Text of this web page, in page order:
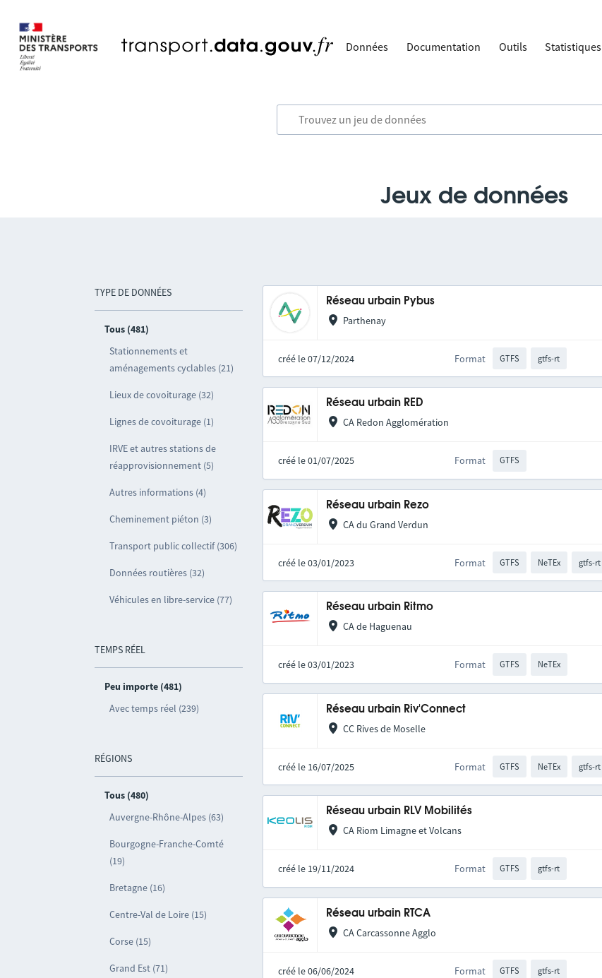
Données Documentation Outils Statistiques
Jeux de données
TYPE DE DONNÉES
Tous (481)
Stationnements et
aménagements cyclables (21)
Lieux de covoiturage (32)
Lignes de covoiturage (1)
IRVE et autres stations de
réapprovisionnement (5)
Autres informations (4)
Cheminement piéton (3)
Transport public collectif (306)
Données routières (32)
Véhicules en libre-service (77)
TEMPS RÉEL
Peu importe (481)
Avec temps réel (239)
RÉGIONS
Tous (480)
Auvergne-Rhône-Alpes (63)
Bourgogne-Franche-Comté
(19)
Bretagne (16)
Centre-Val de Loire (15)
Corse (15)
Grand Est (71)
Réseau urbain Pybus
Parthenay
créé le 07/12/2024 Format GTFS gtfs-rt
Réseau urbain RED
CA Redon Agglomération
créé le 01/07/2025 Format GTFS
Réseau urbain Rezo
CA du Grand Verdun
créé le 03/01/2023 Format GTFS NeTEx gtfs-rt
Réseau urbain Ritmo
CA de Haguenau
créé le 03/01/2023 Format GTFS NeTEx
Réseau urbain Riv'Connect
CC Rives de Moselle
créé le 16/07/2025 Format GTFS NeTEx gtfs-rt
Réseau urbain RLV Mobilités
CA Riom Limagne et Volcans
créé le 19/11/2024 Format GTFS gtfs-rt
Réseau urbain RTCA
CA Carcassonne Agglo
créé le 06/06/2024 Format GTFS gtfs-rt